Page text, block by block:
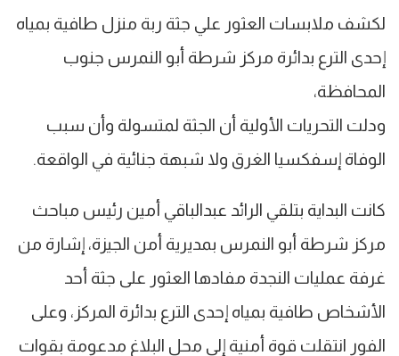
لكشف ملابسات العثور علي جثة ربة منزل طافية بمياه
إحدى الترع بدائرة مركز شرطة أبو النمرس جنوب
المحافظة،
ودلت التحريات الأولية أن الجثة لمتسولة وأن سبب
الوفاة إسفكسيا الغرق ولا شبهة جنائية في الواقعة.
كانت البداية بتلقي الرائد عبدالباقي أمين رئيس مباحث
مركز شرطة أبو النمرس بمديرية أمن الجيزة، إشارة من
غرفة عمليات النجدة مفادها العثور على جثة أحد
الأشخاص طافية بمياه إحدى الترع بدائرة المركز، وعلى
الفور انتقلت قوة أمنية إلي محل البلاغ مدعومة بقوات